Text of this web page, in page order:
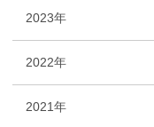
2023年
2022年
2021年